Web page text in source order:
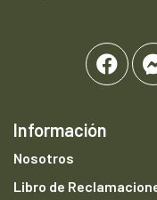
Información
Nosotros
Libro de